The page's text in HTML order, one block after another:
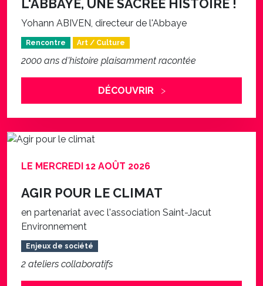
Yohann ABIVEN, directeur de l'Abbaye
Rencontre Art / Culture
2000 ans d'histoire plaisamment racontée
DÉCOUVRIR
en partenariat avec l'association Saint-Jacut
Environnement
Enjeux de société
2 ateliers collaboratifs
DÉCOUVRIR